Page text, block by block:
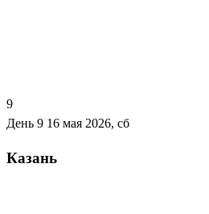
9
День 9 16 мая 2026, сб
Казань